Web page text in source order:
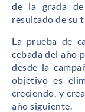
de la grada
resultado de su
La prueba de
cebada del año
desde la
objetivo es
creciendo, y
año siguiente.